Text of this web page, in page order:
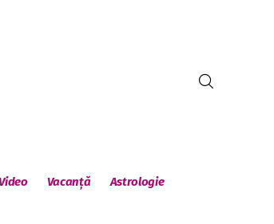
Vacanță Astrologie